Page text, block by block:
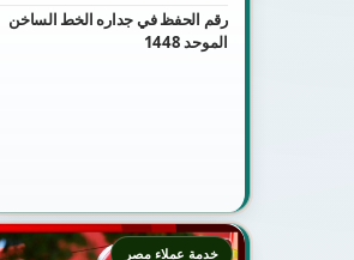
رقم الحفظ في جداره الخط الساخن
الموحد 1448
خدمة عملاء مصر